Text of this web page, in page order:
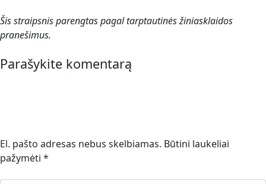
Šis straipsnis parengtas pagal tarptautinės žiniasklaidos
pranešimus.
Parašykite komentarą
El. pašto adresas nebus skelbiamas. Būtini laukeliai
pažymėti *